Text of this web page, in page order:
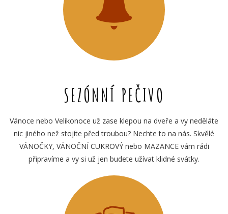
SEZÓNNÍ PEČIVO
Vánoce nebo Velikonoce už zase klepou na dveře a vy neděláte
nic jiného než stojíte před troubou? Nechte to na nás. Skvělé
VÁNOČKY, VÁNOČNÍ CUKROVÝ nebo MAZANCE vám rádi
připravíme a vy si už jen budete užívat klidné svátky.